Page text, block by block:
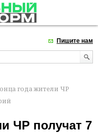
Пишите нам
года жители ЧР
ЧР получат 7